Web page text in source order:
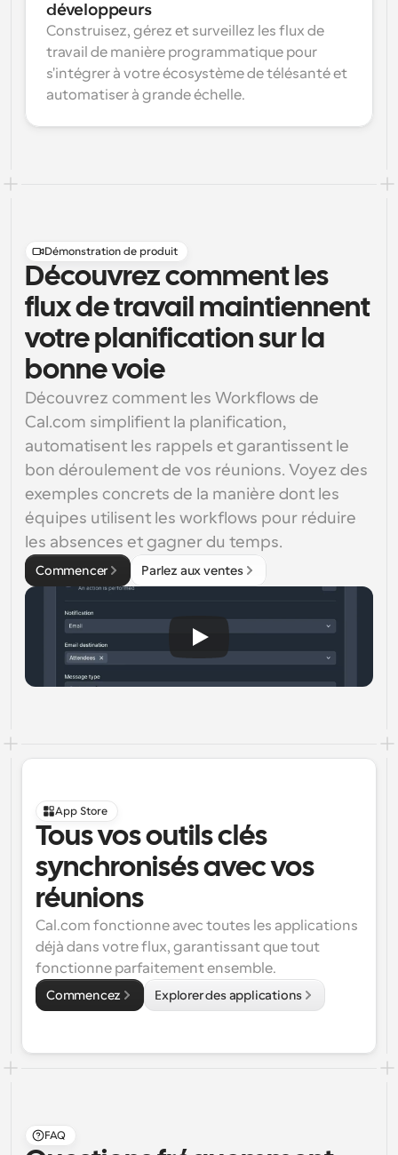
développeurs
Construisez, gérez et surveillez les flux de
travail de manière programmatique pour
s'intégrer à votre écosystème de télésanté et
automatiser à grande échelle.
Démonstration de produit
Découvrez comment les
flux de travail maintiennent
votre planification sur la
bonne voie
Découvrez comment les Workflows de
Cal.com simplifient la planification,
automatisent les rappels et garantissent le
bon déroulement de vos réunions. Voyez des
exemples concrets de la manière dont les
équipes utilisent les workflows pour réduire
les absences et gagner du temps.
Commencer Parlez aux ventes
App Store
Tous vos outils clés
synchronisés avec vos
réunions
Cal.com fonctionne avec toutes les applications
déjà dans votre flux, garantissant que tout
fonctionne parfaitement ensemble.
Commencez Explorer des applications
FAQ